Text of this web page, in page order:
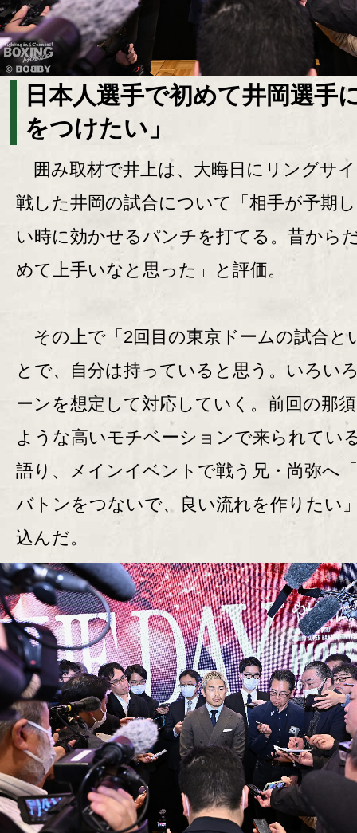
日本人選手で初めて井岡選手
をつけたい」
囲み取材で井上は、大晦日にリングサ
戦した井岡の試合について「相手が予期
い時に効かせるパンチを打てる。昔から
めて上手いなと思った」と評価。
その上で「2回目の東京ドームの試合と
とで、自分は持っていると思う。いろい
ーンを想定して対応していく。前回の那
ような高いモチベーションで来られてい
語り、メインイベントで戦う兄・尚弥へ
バトンをつないで、良い流れを作りたい
込んだ。